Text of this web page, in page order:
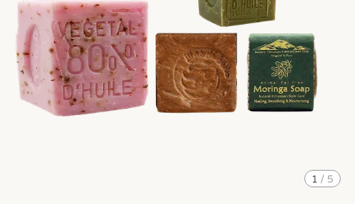
1 / 5